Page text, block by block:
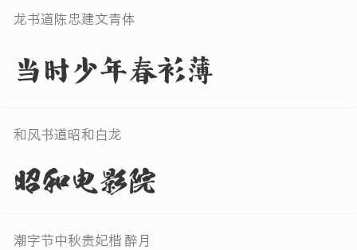
龙书道陈忠建文青体
当时少年春衫薄
和风书道昭和白龙
昭和电影院
潮字节中秋贵妃楷 醉月